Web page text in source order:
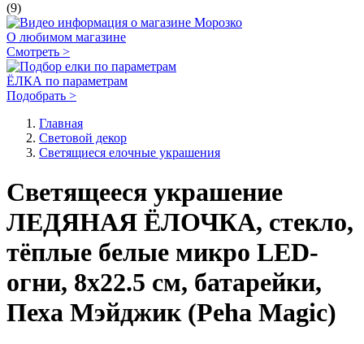
(9)
О любимом магазине
Смотреть >
ЁЛКА по параметрам
Подобрать >
Главная
Световой декор
Светящиеся елочные украшения
Светящееся украшение
ЛЕДЯНАЯ ЁЛОЧКА, стекло,
тёплые белые микро LED-
огни, 8х22.5 см, батарейки,
Пеха Мэйджик (Peha Magic)